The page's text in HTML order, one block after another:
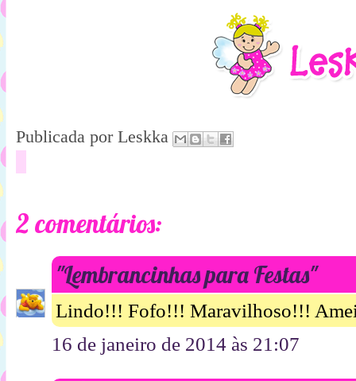
Publicada por Leskka
2 comentários:
"Lembrancinhas para Festas"
Lindo!!! Fofo!!! Maravilhoso!!!
16 de janeiro de 2014 às 21:07